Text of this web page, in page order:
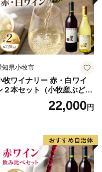
る皆様からの寄付を募
ことのある方など、
待ちしています。
知県小牧市
牧ワイナリー 赤・白ワイ
２本セット（小牧産ぶどう
22,000円